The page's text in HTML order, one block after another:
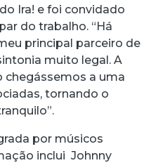
Ira! e foi convidado
do trabalho. “Há
principal parceiro de
muito legal. A
chegássemos a uma
tornando o
por músicos
inclui Johnny